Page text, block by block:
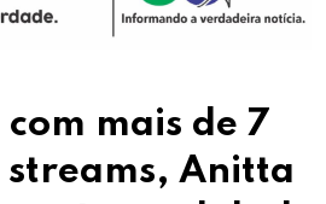
com mais de 7
streams, Anitta